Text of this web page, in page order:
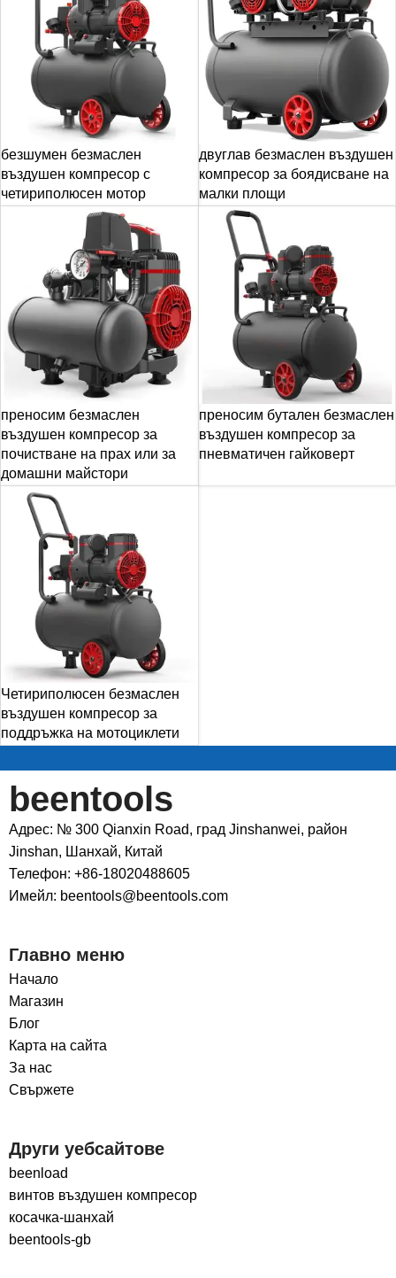
безшумен безмаслен
въздушен компресор с
четириполюсен мотор
двуглав безмаслен въздушен
компресор за боядисване на
малки площи
преносим безмаслен
въздушен компресор за
почистване на прах или за
домашни майстори
преносим бутален безмаслен
въздушен компресор за
пневматичен гайковерт
Четириполюсен безмаслен
въздушен компресор за
поддръжка на мотоциклети
beentools
Адрес: № 300 Qianxin Road, град Jinshanwei, район
Jinshan, Шанхай, Китай
Телефон: +86-18020488605
Имейл: beentools@beentools.com
Главно меню
Начало
Магазин
Блог
Карта на сайта
За нас
Свържете
Други уебсайтове
beenload
винтов въздушен компресор
косачка-шанхай
beentools-gb